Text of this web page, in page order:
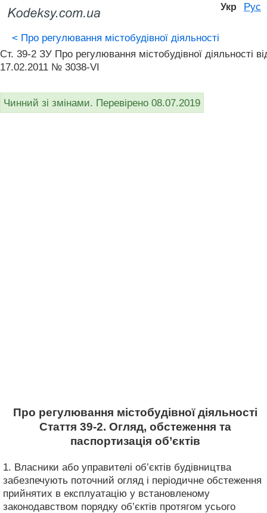
Укр Рус
< Про регулювання містобудівної діяльності
Ст. 39-2 ЗУ Про регулювання містобудівної діяльності
17.02.2011 № 3038-VI
Чинний зі змінами. Перевірено 08.07.2019
Про регулювання містобудівної діяльності
Стаття 39-2. Огляд, обстеження та
паспортизація об’єктів
1. Власники або управителі об’єктів будівництва
забезпечують поточний огляд і періодичне обстеження
прийнятих в експлуатацію у встановленому
законодавством порядку об’єктів протягом усього